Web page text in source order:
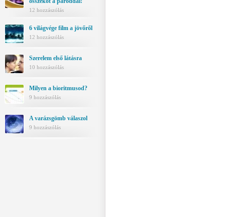
12 hozzászólás
6 világvége film a jövőről
12 hozzászólás
Szerelem első látásra
10 hozzászólás
Milyen a bioritmusod?
9 hozzászólás
A varázsgömb válaszol
9 hozzászólás